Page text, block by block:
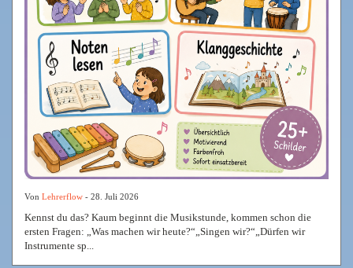
Von Lehrerflow - 28. Juli 2026
Kennst du das? Kaum beginnt die Musikstunde, kommen schon die
ersten Fragen: „Was machen wir heute?“„Singen wir?“„Dürfen wir
Instrumente sp...